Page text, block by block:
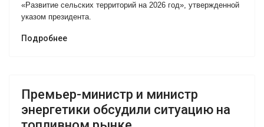
«Развитие сельских территорий на 2026 год», утвержденной
указом президента.
Подробнее
Премьер-министр и министр
энергетики обсудили ситуацию на